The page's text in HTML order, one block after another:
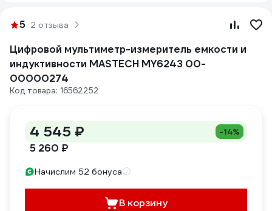
5 2 отзыва
Цифровой мультиметр-измеритель емкости и
индуктивности MASTECH MY6243 00-
00000274
Код товара: 16562252
4 545 ₽ -14%
5 260 ₽
Начислим 52 бонуса
В корзину